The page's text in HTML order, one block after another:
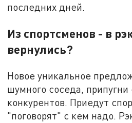
последних дней.
Из спортсменов - в
вернулись?
Новое уникальное
шумного соседа,
конкурентов. Приедут
"поговорят" с кем надо.